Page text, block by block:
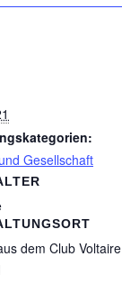
Gesellschaft
dem Club Voltaire